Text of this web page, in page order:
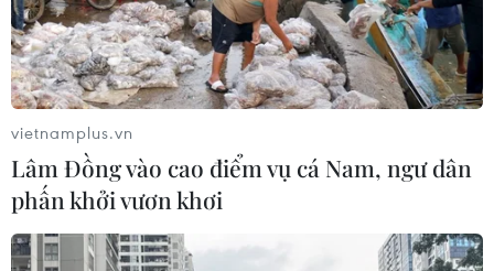
Xuất nhập khẩu giữa Việt
Nam với các nước ASEAN năm 2023
07/02/2024 01:59
vietnamplus.vn
Lâm Đồng vào cao điểm vụ cá Nam, ngư dân
phấn khởi vươn khơi